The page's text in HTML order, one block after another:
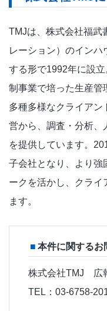
TMJは、株式会社福武
レーション）のイン
する形で1992年に設
制事業で培った生産管
多種多様なクライアン
営から、調査・分析、
を提供しています。
子会社となり、より強
ークを活かし、クライ
ます。
本件に関するお
株式会社TMJ 広
TEL：03-6758-